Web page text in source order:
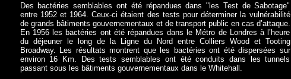
Des bactéries semblables ont été répandues dans "les Test de Sabotage"
entre 1952 et 1964. Ceux-ci étaient des tests pour déterminer la vulnérabilité
de grands bâtiments gouvernementaux et de transport public en cas d’attaque.
En 1956 les bactéries ont été répandues dans le Métro de Londres à l’heure
du déjeuner le long de la Ligne du Nord entre Colliers Wood et Tooting
Broadway. Les résultats montrent que les bactéries ont été dispersées sur
environ 16 Km. Des tests semblables ont été conduits dans les tunnels
passant sous les bâtiments gouvernementaux dans le Whitehall.